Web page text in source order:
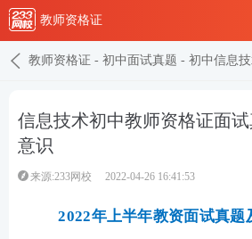
教师资格证
教师资格证 - 初中面试真题 - 初中信息
信息技术初中教师资格证面
意识
来源:233网校 2022-04-26 16:41:53
2022年上半年教资面试真题